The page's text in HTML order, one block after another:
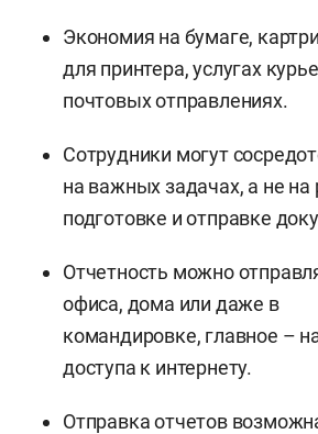
Экономия на бумаге,
для принтера, услугах
почтовых отправлениях.
Сотрудники могут
на важных задачах, а не на
подготовке и отправке
Отчетность можно
офиса, дома или даже в
командировке, главное –
доступа к интернету.
Отправка отчетов